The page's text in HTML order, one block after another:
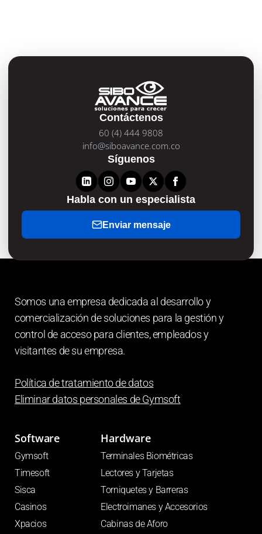
Contáctenos
60 (4) 444 9808
info@siboavance.com.co
Síguenos
Habla con un especialista
Enviar mensaje
Somos una empresa dedicada al desarrollo y
comercialización de soluciones para la gestión y
control de acceso para clientes, empleados y
visitantes de su empresa.
Política de tratamiento de datos
Eliminar datos personales deGymsoft
Software
Gymsoft
Timesoft
Sisca
Casinos
Xpacios
Hardware
Terminales Biométricas
Lectores y Tarjetas
Torniquetes y Barreras
Electroimanes y Accesorios
Cabinas de Aforo